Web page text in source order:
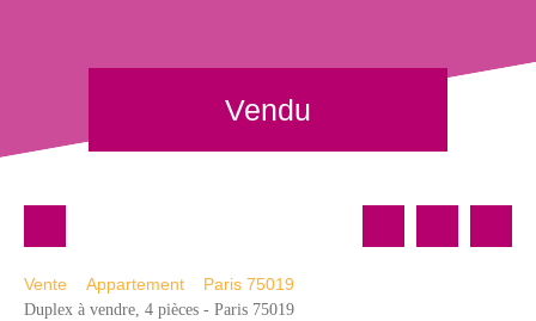
Vendu
Vente Appartement
Paris 75019
Duplex à vendre, 4 pièces - Paris 75019